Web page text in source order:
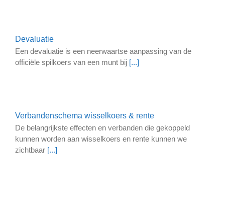
Devaluatie
Een devaluatie is een neerwaartse aanpassing van de
officiële spilkoers van een munt bij [...]
Verbandenschema wisselkoers & rente
De belangrijkste effecten en verbanden die gekoppeld
kunnen worden aan wisselkoers en rente kunnen we
zichtbaar [...]